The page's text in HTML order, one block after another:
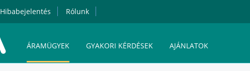
Hibabejelentés Rólunk
ÁRAMÜGYEK GYAKORI KÉRDÉSEK AJÁNLATOK